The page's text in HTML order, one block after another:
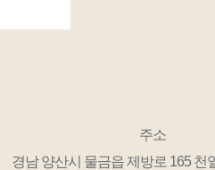
주소
경남 양산시 물금읍 제방로 165 천